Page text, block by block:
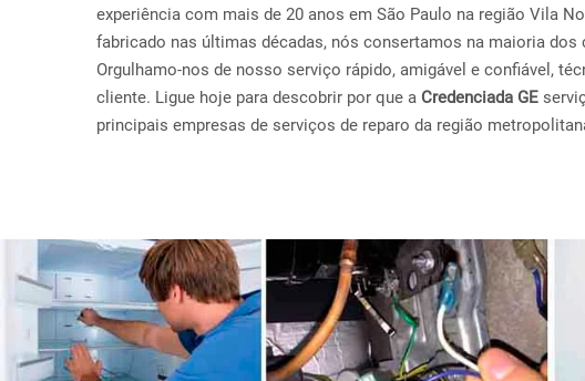
experiência com mais de 20 anos em São Paulo na região Vila
fabricado nas últimas décadas, nós consertamos na maioria dos
Orgulhamo-nos de nosso serviço rápido, amigável e confiável,
cliente. Ligue hoje para descobrir por que a Credenciada GE
principais empresas de serviços de reparo da região